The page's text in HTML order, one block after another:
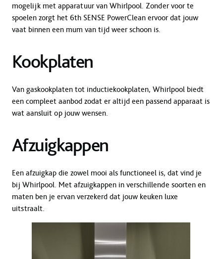
mogelijk met apparatuur van Whirlpool. Zonder voor te
spoelen zorgt het 6th SENSE PowerClean ervoor dat jouw
vaat binnen een mum van tijd weer schoon is.
Kookplaten
Van gaskookplaten tot inductiekookplaten, Whirlpool biedt
een compleet aanbod zodat er altijd een passend apparaat is
wat aansluit op jouw wensen.
Afzuigkappen
Een afzuigkap die zowel mooi als functioneel is, dat vind je
bij Whirlpool. Met afzuigkappen in verschillende soorten en
maten ben je ervan verzekerd dat jouw keuken luxe
uitstraalt.